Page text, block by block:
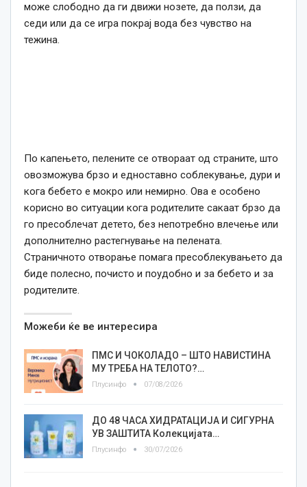
може слободно да ги движи нозете, да ползи, да
седи или да се игра покрај вода без чувство на
тежина.
По капењето, пелените се отвораат од страните, што
овозможува брзо и едноставно соблекување, дури и
кога бебето е мокро или немирно. Ова е особено
корисно во ситуации кога родителите сакаат брзо да
го пресоблечат детето, без непотребно влечење или
дополнително растегнување на пелената.
Страничното отворање помага пресоблекувањето да
биде полесно, почисто и поудобно и за бебето и за
родителите.
Можеби ќе ве интересира
ПМС И ЧОКОЛАДО – ШТО НАВИСТИНА
МУ ТРЕБА НА ТЕЛОТО?…
Плусинфо 07/08/2026
ДО 48 ЧАСА ХИДРАТАЦИЈА И СИГУРНА
УВ ЗАШТИТА Колекцијата…
Плусинфо 30/07/2026